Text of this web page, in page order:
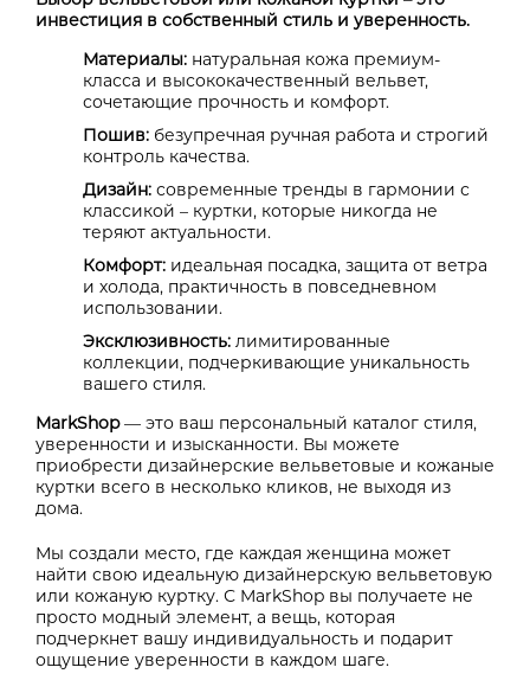
инвестиция в собственный стиль и уверенность.
Материалы: натуральная кожа премиум-
класса и высококачественный вельвет,
сочетающие прочность и комфорт.
Пошив: безупречная ручная работа и строгий
контроль качества.
Дизайн: современные тренды в гармонии с
классикой – куртки, которые никогда не
теряют актуальности.
Комфорт: идеальная посадка, защита от ветра
и холода, практичность в повседневном
использовании.
Эксклюзивность: лимитированные
коллекции, подчеркивающие уникальность
вашего стиля.
MarkShop— это ваш персональный каталог стиля,
уверенности и изысканности. Вы можете
приобрести дизайнерские вельветовые и кожаные
куртки всего в несколько кликов, не выходя из
дома.
Мы создали место, где каждая женщина может
найти свою идеальную дизайнерскую вельветовую
или кожаную куртку. С MarkShop вы получаете не
просто модный элемент, а вещь, которая
подчеркнет вашу индивидуальность и подарит
ощущение уверенности в каждом шаге.